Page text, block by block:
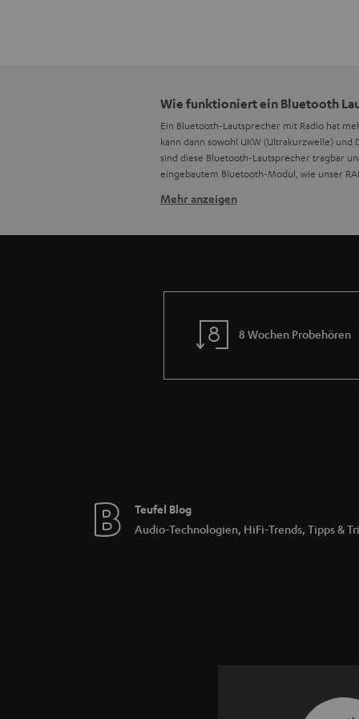
Wie funktioniert ein Bluetooth
Ein Bluetooth-Lautsprecher mit Radio hat
kann dann sowohl UKW (Ultrakurzwelle)
sind diese Bluetooth-Lautsprecher tragbar
eingebautem Bluetooth-Modul, wie unser
Gibt es Bluetooth Lautsprecher
Können sich bei Bluetooth
Tonsignal störungsfrei wiedergegeben
Auch wenn dein Bluetooth-Lautsprecher
Mehr anzeigen
8 Wochen Probehören
Teufel Blog
Audio-Technologien, HiFi-Trends, Tipps &